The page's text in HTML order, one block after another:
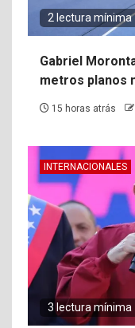
2 lectura mínima
Gabriel
metros planos
15 horas atrás
INTERNACIONALES
3 lectura mínima